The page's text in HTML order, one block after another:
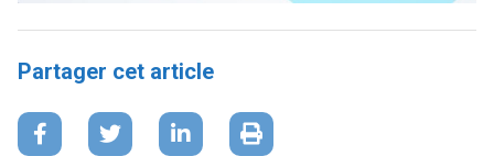
Partager cet article